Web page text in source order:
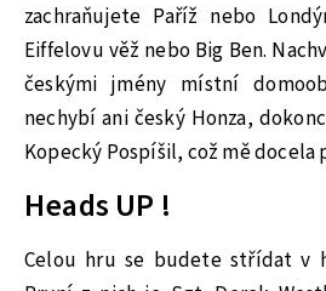
zachraňujete Paříž nebo
Eiffelovu věž nebo Big Ben.
českými jmény místní
nechybí ani český Honza,
Kopecký Pospíšil, což mě docela
Heads UP !
Celou hru se budete střídat v